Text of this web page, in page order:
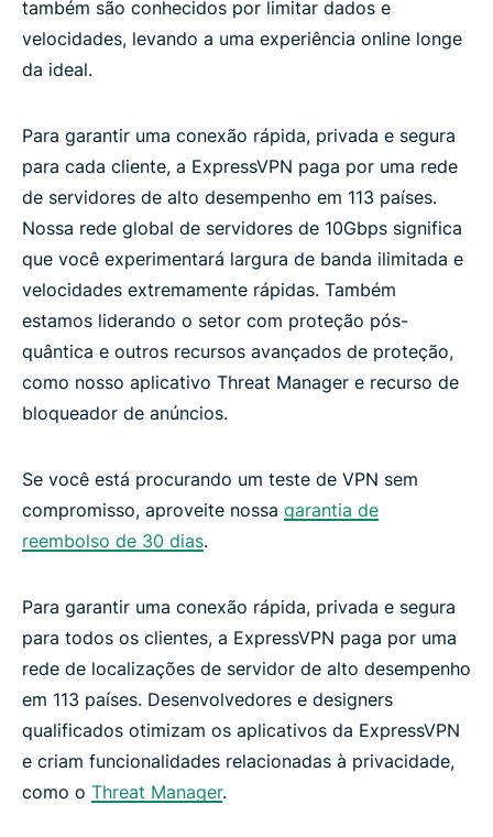
também são conhecidos por limitar dados e
velocidades, levando a uma experiência online longe
da ideal.
Para garantir uma conexão rápida, privada e segura
para cada cliente, a ExpressVPN paga por uma rede
de servidores de alto desempenho em 113 países.
Nossa rede global de servidores de 10Gbps significa
que você experimentará largura de banda ilimitada e
velocidades extremamente rápidas. Também
estamos liderando o setor com proteção pós-
quântica e outros recursos avançados de proteção,
como nosso aplicativo Threat Manager e recurso de
bloqueador de anúncios.
Se você está procurando um teste de VPN sem
compromisso, aproveite nossa garantia de
reembolso de 30 dias.
Para garantir uma conexão rápida, privada e segura
para todos os clientes, a ExpressVPN paga por uma
rede de localizações de servidor de alto desempenho
em 113 países. Desenvolvedores e designers
qualificados otimizam os aplicativos da ExpressVPN
e criam funcionalidades relacionadas à privacidade,
como o Threat Manager.